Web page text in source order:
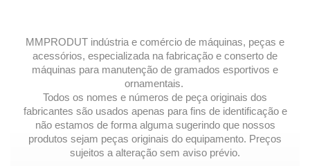
MMPRODUT indústria e comércio de máquinas, peças e
acessórios, especializada na fabricação e conserto de
máquinas para manutenção de gramados esportivos e
ornamentais.
Todos os nomes e números de peça originais dos
fabricantes são usados ​​apenas para fins de identificação e
não estamos de forma alguma sugerindo que nossos
produtos sejam peças originais do equipamento. Preços
sujeitos a alteração sem aviso prévio.